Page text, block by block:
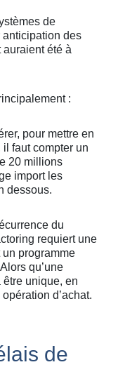
de
anticipation des
été à
:
pour mettre en
faut compter un
20 millions
import les
dessous.
du
requiert une
un programme
qu’une
être unique, en
d’achat.
de